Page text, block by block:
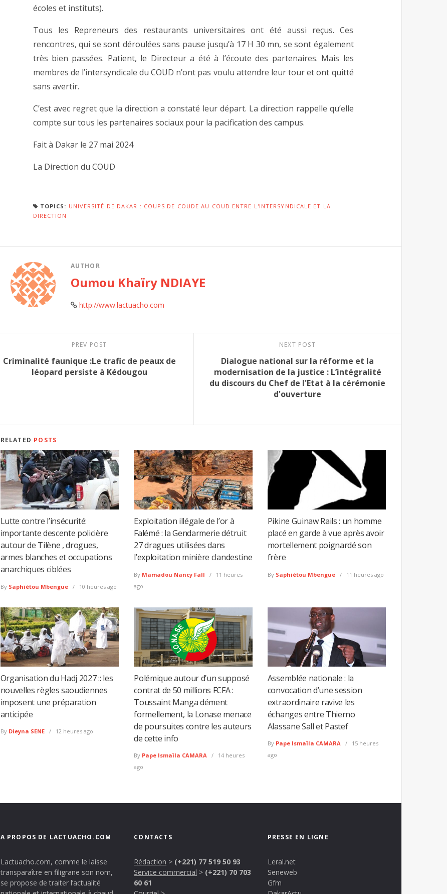
écoles et instituts).
Tous les Repreneurs des restaurants universitaires ont été aussi reçus. Ces
rencontres, qui se sont déroulées sans pause jusqu’à 17 H 30 mn, se sont également
très bien passées. Patient, le Directeur a été à l’écoute des partenaires. Mais les
membres de l’intersyndicale du COUD n’ont pas voulu attendre leur tour et ont quitté
sans avertir.
C’est avec regret que la direction a constaté leur départ. La direction rappelle qu’elle
compte sur tous les partenaires sociaux pour la pacification des campus.
Fait à Dakar le 27 mai 2024
La Direction du COUD
TOPICS: UNIVERSITÉ DE DAKAR : COUPS DE COUDE AU COUD ENTRE L'INTERSYNDICALE ET LA
DIRECTION
AUTHOR
Oumou Khaïry NDIAYE
http://www.lactuacho.com
PREV POST
Criminalité faunique :Le trafic de peaux de
léopard persiste à Kédougou
NEXT POST
Dialogue national sur la réforme et la
modernisation de la justice : L’intégralité
du discours du Chef de l'Etat à la cérémonie
d'ouverture
RELATED POSTS
Lutte contre l’insécurité:
importante descente policière
autour de Tilène , drogues,
armes blanches et occupations
anarchiques ciblées
By Saphiétou Mbengue 10 heures ago
Exploitation illégale de l’or à
Falémé : la Gendarmerie détruit
27 dragues utilisées dans
l’exploitation minière clandestine
By Mamadou Nancy Fall
11 heures
ago
Pikine Guinaw Rails : un homme
placé en garde à vue après avoir
mortellement poignardé son
frère
By Saphiétou Mbengue 11 heures ago
Organisation du Hadj 2027 :: les
nouvelles règles saoudiennes
imposent une préparation
anticipée
By Dieyna SENE 12 heures ago
Polémique autour d’un supposé
contrat de 50 millions FCFA :
Toussaint Manga dément
formellement, la Lonase menace
de poursuites contre les auteurs
de cette info
By Pape Ismaïla CAMARA
14 heures
ago
Assemblée nationale : la
convocation d’une session
extraordinaire ravive les
échanges entre Thierno
Alassane Sall et Pastef
By Pape Ismaïla CAMARA
15 heures
ago
A PROPOS DE LACTUACHO.COM
Lactuacho.com, comme le laisse
transparaître en filigrane son nom,
se propose de traiter l’actualité
CONTACTS
Rédaction > (+221) 77 519 50 93
Service commercial > (+221) 70 703
60 61
PRESSE EN LIGNE
Leral.net
Seneweb
Gfm